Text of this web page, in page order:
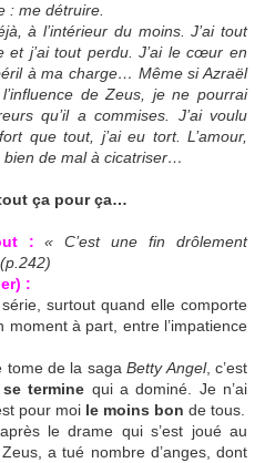
: me détruire.
à l’intérieur du moins. J’ai tout
et j’ai tout perdu. J’ai le cœur en
à ma charge… Même si Azraël
de Zeus, je ne pourrai
qu’il a commises. J’ai voulu
que tout, j’ai eu tort. L’amour,
bien de mal à cicatriser…
ça pour ça…
:
« C’est une fin drôlement
:
surtout quand elle comporte
moment à part, entre l’impatience
tome de la sagaBetty Angel, c’est
termine qui a dominé. Je n’ai
pour moi le moins bon de tous.
le drame qui s’est joué au
a tué nombre d’anges, dont